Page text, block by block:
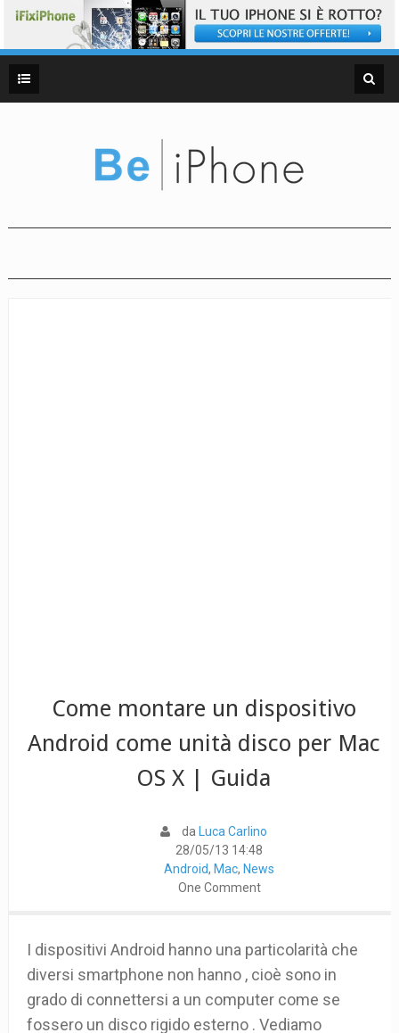
Come montare un dispositivo
Android come unità disco per Mac
OS X | Guida
da
Luca Carlino
28/05/13 14:48
Android, Mac, News
One Comment
I dispositivi Android hanno una particolarità che
diversi smartphone non hanno , cioè sono in
grado di connettersi a un computer come se
fossero un disco rigido esterno . Vediamo